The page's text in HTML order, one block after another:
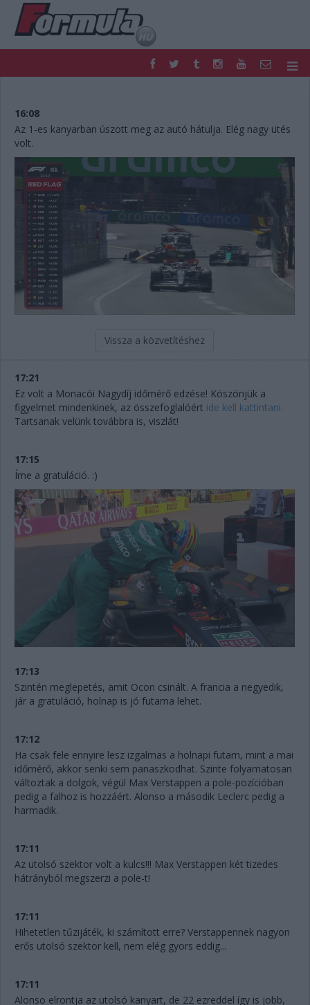
FORMULA
NEMZETKÖZI
HAZAI
RETRO
PODCAST
DIGITÁLIS MAGAZIN
VERSENYNAPTÁRAK
16:08
Az 1-es kanyarban úszott meg az autó hátulja. Elég nagy ütés
volt.
Vissza a közvetítéshez
17:21
Ez volt a Monacói Nagydíj időmérő edzése! Köszönjük a
figyelmet mindenkinek, az összefoglalóért ide kell kattintani.
Tartsanak velünk továbbra is, viszlát!
17:15
Íme a gratuláció. :)
17:13
Szintén meglepetés, amit Ocon csinált. A francia a negyedik,
jár a gratuláció, holnap is jó futama lehet.
17:12
Ha csak fele ennyire lesz izgalmas a holnapi futam, mint a mai
időmérő, akkor senki sem panaszkodhat. Szinte folyamatosan
változtak a dolgok, végül Max Verstappen a pole-pozícióban
pedig a falhoz is hozzáért. Alonso a második Leclerc pedig a
harmadik.
17:11
Az utolsó szektor volt a kulcs!!! Max Verstappen két tizedes
hátrányból megszerzi a pole-t!
17:11
Hihetetlen tűzijáték, ki számított erre? Verstappennek nagyon
erős utolsó szektor kell, nem elég gyors eddig...
17:11
Alonso elrontja az utolsó kanyart, de 22 ezreddel így is jobb,